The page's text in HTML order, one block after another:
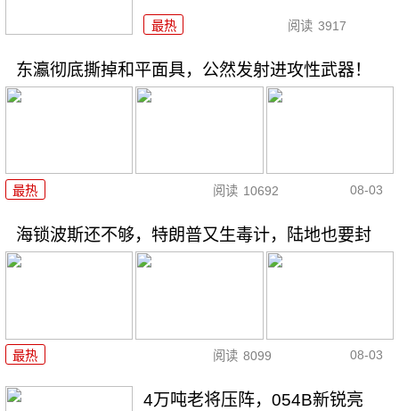
最热 阅读 3917
东瀛彻底撕掉和平面具，公然发射进攻性武器！
最热 阅读 10692 08-03
海锁波斯还不够，特朗普又生毒计，陆地也要封
最热 阅读 8099 08-03
4万吨老将压阵，054B新锐亮